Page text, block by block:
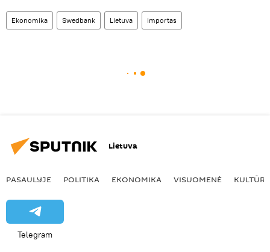
Ekonomika Swedbank Lietuva importas
Lietuva
PASAULYJE POLITIKA EKONOMIKA VISUOMENĖ KULTŪRA
Telegram